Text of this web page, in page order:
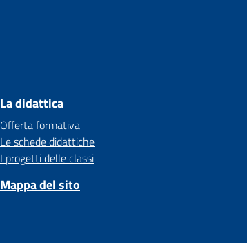
La didattica
Offerta formativa
Le schede didattiche
I progetti delle classi
Mappa del sito